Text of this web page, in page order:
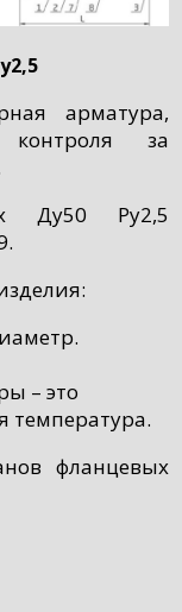
арматура,
за
Ду50 Ру2,5
– это
температура.
фланцевых